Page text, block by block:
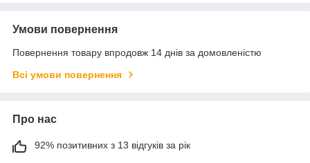
Умови повернення
Повернення товару впродовж 14 днів за домовленістю
Всі умови повернення
Про нас
92% позитивних з 13 відгуків за рік